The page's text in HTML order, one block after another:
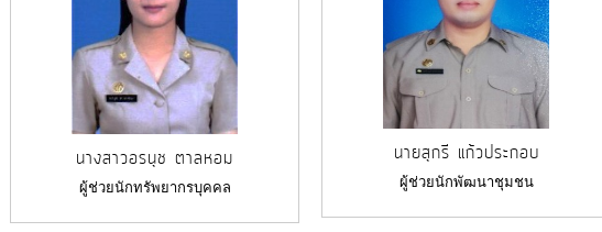
นางสาวอรนุช ตาลหอม
ผู้ช่วยนักทรัพยากรบุคคล
นายสุกรี แก้วประกอบ
ผู้ช่วยนักพัฒนาชุมชน